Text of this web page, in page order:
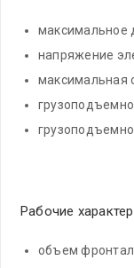
максимальное
напряжение
максимальная
Рабочие
объем